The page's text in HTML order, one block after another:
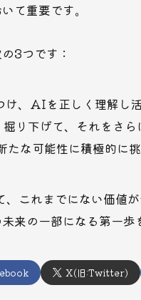
て重要です。
3つです：
、AIを正しく理解し
り下げて、それをさ
な可能性に積極的に
これまでにない価値
来の一部になる第一
X(旧:Twitter)